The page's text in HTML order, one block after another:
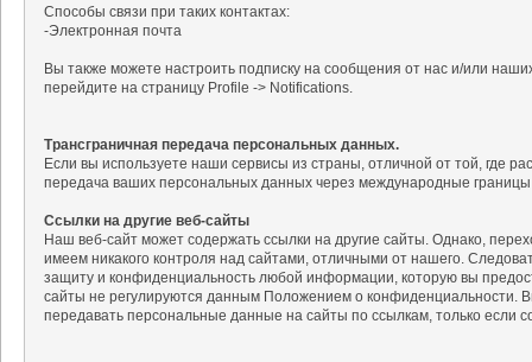
Способы связи при таких контактах:
-Электронная почта
Вы также можете настроить подписку на сообщения от нас и/или
перейдите на страницу Profile -> Notifications.
Трансграничная передача персональных данных.
Если вы используете наши сервисы из страны, отличной от той, где
передача ваших персональных данных через международные
Ссылки на другие веб-сайты
Наш веб-сайт может содержать ссылки на другие сайты. Однако,
имеем никакого контроля над сайтами, отличными от нашего.
защиту и конфиденциальность любой информации, которую вы
сайты не регулируются данным Положением о конфиденциальности.
передавать персональные данные на сайты по ссылкам, только если